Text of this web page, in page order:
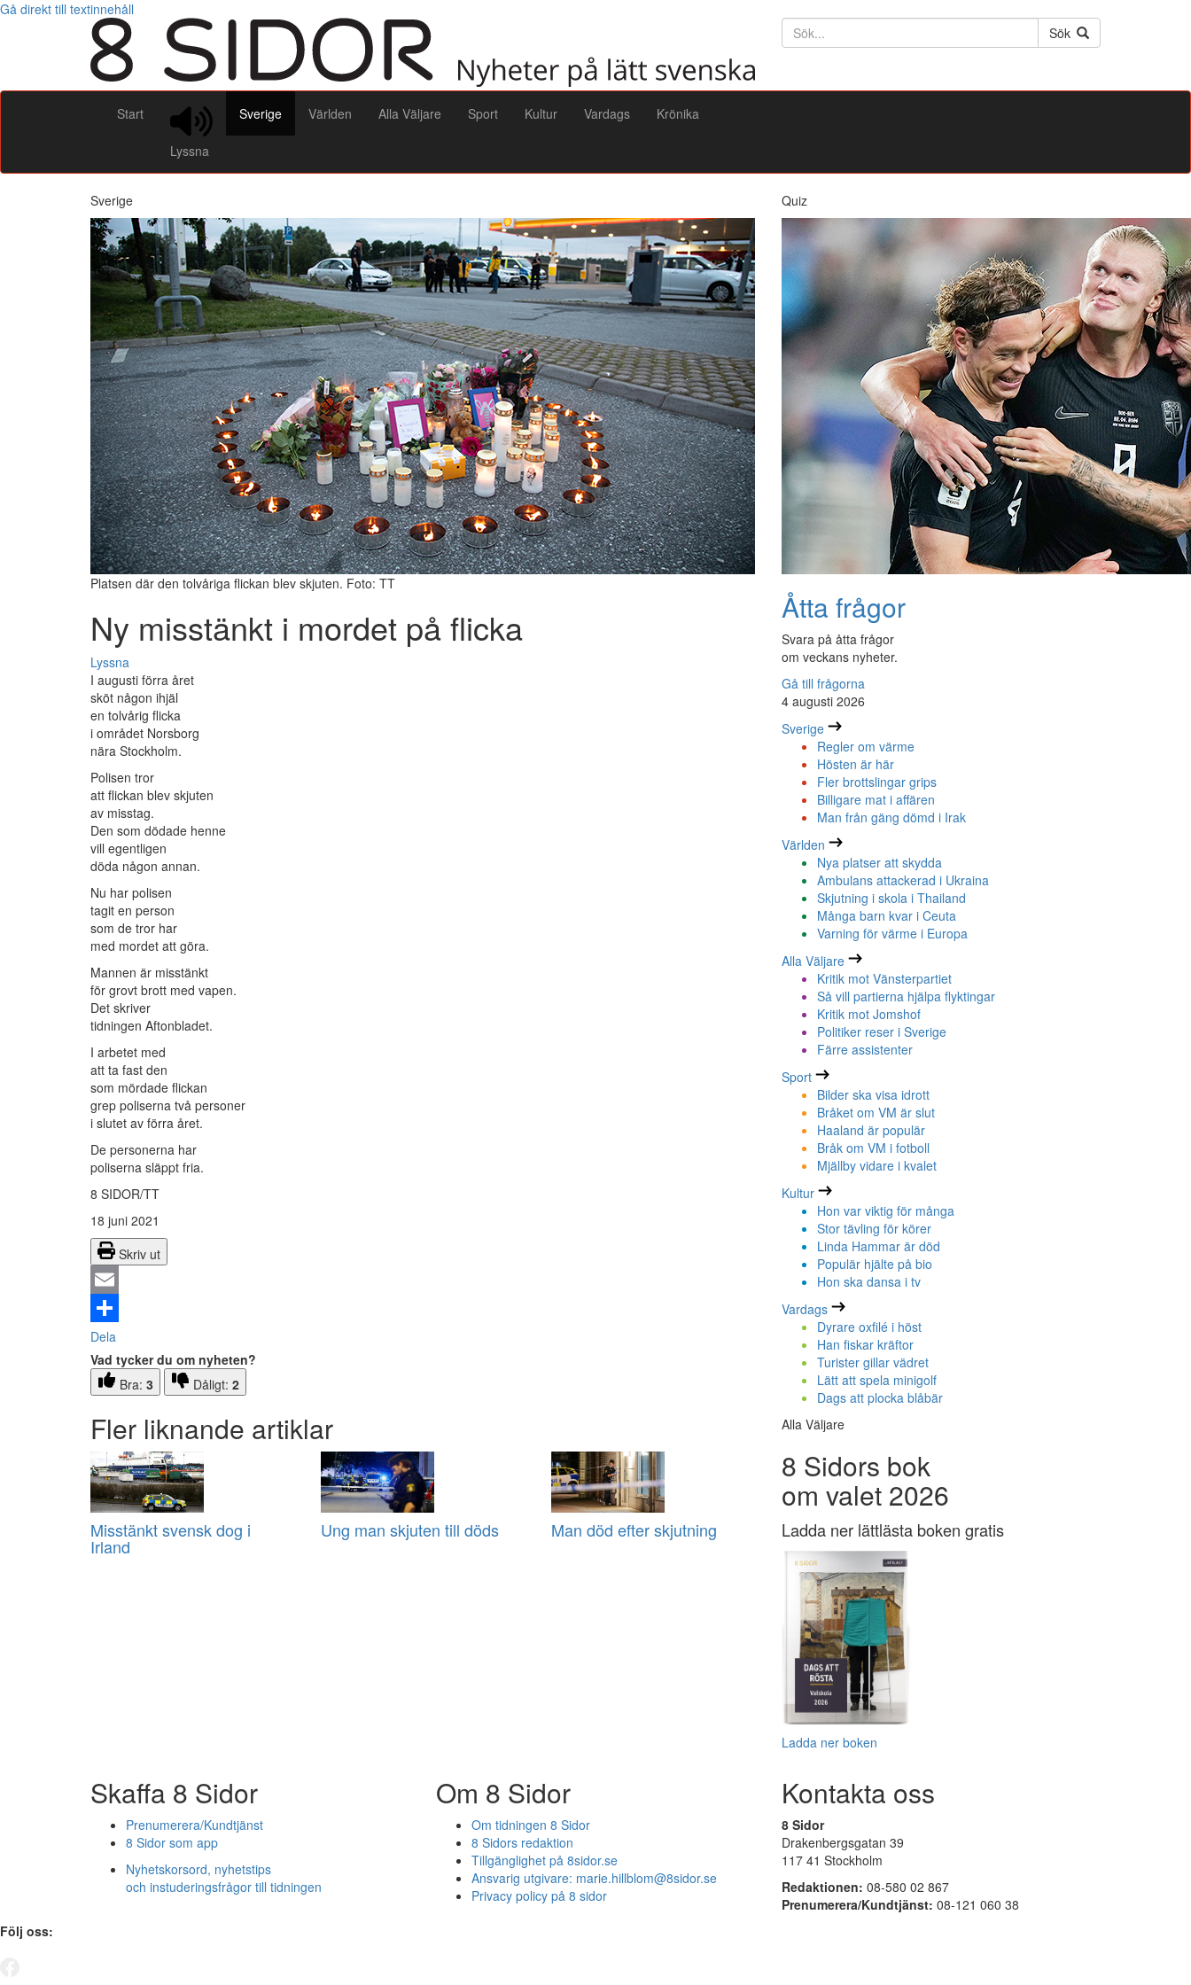
Gå direkt till textinnehåll
Söktext
Sök
Start
Lyssna
Sverige Världen Alla Väljare Sport Kultur Vardags Krönika
Sverige
Platsen där den tolvåriga flickan blev skjuten. Foto: TT
Ny misstänkt i mordet på flicka
Lyssna
I augusti förra året
sköt någon ihjäl
en tolvårig flicka
i området Norsborg
nära Stockholm.
Polisen tror
att flickan blev skjuten
av misstag.
Den som dödade henne
vill egentligen
döda någon annan.
Nu har polisen
tagit en person
som de tror har
med mordet att göra.
Mannen är misstänkt
för grovt brott med vapen.
Det skriver
tidningen Aftonbladet.
I arbetet med
att ta fast den
som mördade flickan
grep poliserna två personer
i slutet av förra året.
De personerna har
poliserna släppt fria.
8 SIDOR/TT
18 juni 2021
Skriv ut
Email
Dela
Vad tycker du om nyheten?
Bra: 3 Dåligt: 2
Fler liknande artiklar
Misstänkt svensk dog i
Irland
Ung man skjuten till döds Man död efter skjutning
Quiz
Åtta frågor
Svara på åtta frågor
om veckans nyheter.
Gå till frågorna
4 augusti 2026
Sverige
Regler om värme
Hösten är här
Fler brottslingar grips
Billigare mat i affären
Man från gäng dömd i Irak
Världen
Nya platser att skydda
Ambulans attackerad i Ukraina
Skjutning i skola i Thailand
Många barn kvar i Ceuta
Varning för värme i Europa
Alla Väljare
Kritik mot Vänsterpartiet
Så vill partierna hjälpa flyktingar
Kritik mot Jomshof
Politiker reser i Sverige
Färre assistenter
Sport
Bilder ska visa idrott
Bråket om VM är slut
Haaland är populär
Bråk om VM i fotboll
Mjällby vidare i kvalet
Kultur
Hon var viktig för många
Stor tävling för körer
Linda Hammar är död
Populär hjälte på bio
Hon ska dansa i tv
Vardags
Dyrare oxfilé i höst
Han fiskar kräftor
Turister gillar vädret
Lätt att spela minigolf
Dags att plocka blåbär
Alla Väljare
8 Sidors bok
om valet 2026
Ladda ner lättlästa boken gratis
Ladda ner boken
Skaffa 8 Sidor
Prenumerera/Kundtjänst
8 Sidor som app
Nyhetskorsord, nyhetstips
och instuderingsfrågor till tidningen
Om 8 Sidor
Om tidningen 8 Sidor
8 Sidors redaktion
Tillgänglighet på 8sidor.se
Ansvarig utgivare: marie.hillblom@8sidor.se
Privacy policy på 8 sidor
Kontakta oss
8 Sidor
Drakenbergsgatan 39
117 41 Stockholm
Redaktionen: 08-580 02 867
Prenumerera/Kundtjänst: 08-121 060 38
Följ oss: